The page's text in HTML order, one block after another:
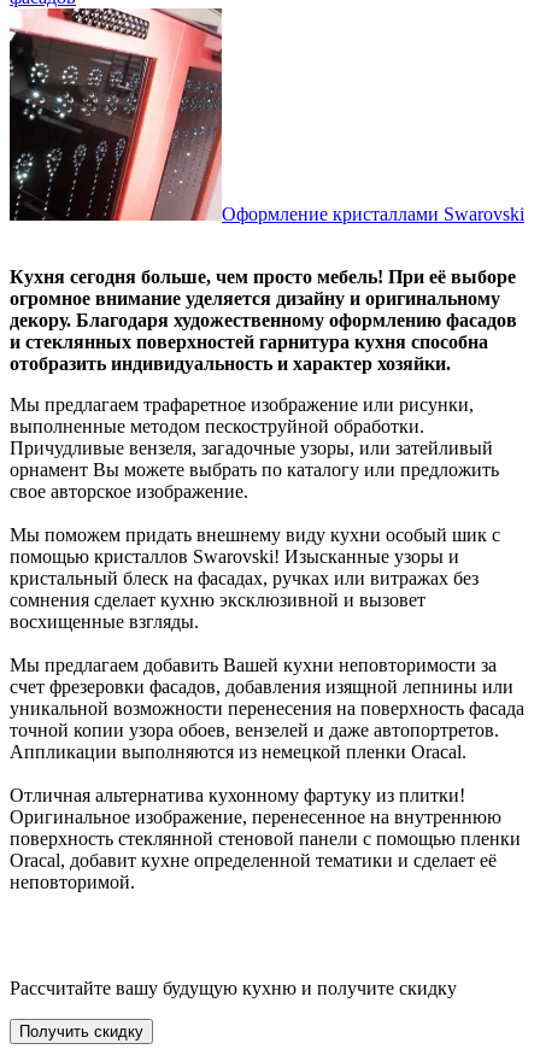
Оформление кристаллами Swarovski
Кухня сегодня больше, чем просто мебель! При её выборе
огромное внимание уделяется дизайну и оригинальному
декору. Благодаря художественному оформлению фасадов
и стеклянных поверхностей гарнитура кухня способна
отобразить индивидуальность и характер хозяйки.
Мы предлагаем трафаретное изображение или рисунки,
выполненные методом пескоструйной обработки.
Причудливые вензеля, загадочные узоры, или затейливый
орнамент Вы можете выбрать по каталогу или предложить
свое авторское изображение.
Мы поможем придать внешнему виду кухни особый шик с
помощью кристаллов Swarovski! Изысканные узоры и
кристальный блеск на фасадах, ручках или витражах без
сомнения сделает кухню эксклюзивной и вызовет
восхищенные взгляды.
Мы предлагаем добавить Вашей кухни неповторимости за
счет фрезеровки фасадов, добавления изящной лепнины или
уникальной возможности перенесения на поверхность фасада
точной копии узора обоев, вензелей и даже автопортретов.
Аппликации выполняются из немецкой пленки Oracal.
Отличная альтернатива кухонному фартуку из плитки!
Оригинальное изображение, перенесенное на внутреннюю
поверхность стеклянной стеновой панели с помощью пленки
Oracal, добавит кухне определенной тематики и сделает её
неповторимой.
Рассчитайте вашу будущую кухню и получите скидку
Получить скидку